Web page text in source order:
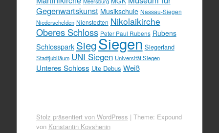
Gegenwartskunst Musikschule Nassau-Siegen
Niederschelden Nienstedten Nikolaikirche
Oberes Schloss Peter Paul Rubens Rubens
Schlosspark SiegSiegen Siegerland
Stadtjubiläum UNI Siegen Universität Siegen
Unteres Schloss Ute Debus Weiß
Stolz präsentiert von WordPress | Theme: Expound
von Konstantin Kovshenin